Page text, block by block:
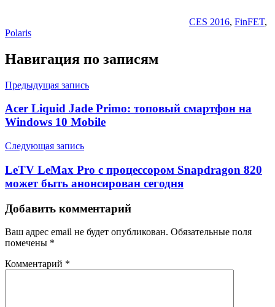
CES 2016, FinFET,
Polaris
Навигация по записям
Предыдущая запись
Acer Liquid Jade Primo: топовый смартфон на
Windows 10 Mobile
Следующая запись
LeTV LeMax Pro с процессором Snapdragon 820
может быть анонсирован сегодня
Добавить комментарий
Ваш адрес email не будет опубликован. Обязательные поля
помечены *
Комментарий *